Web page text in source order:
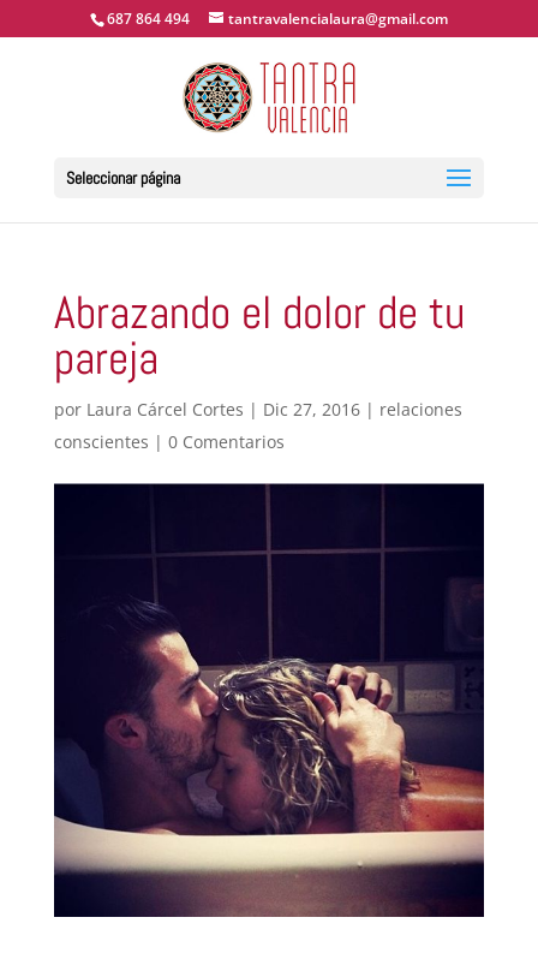
687 864 494 tantravalencialaura@gmail.com
Seleccionar página
Abrazando el dolor de tu
pareja
por Laura Cárcel Cortes | Dic 27, 2016| relaciones
conscientes | 0 Comentarios